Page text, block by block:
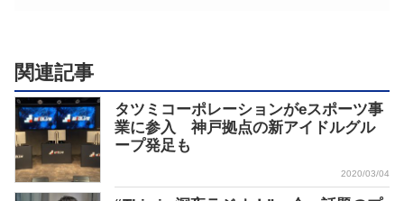
関連記事
タツミコーポレーションがeスポーツ事
業に参入 神戸拠点の新アイドルグル
ープ発足も
2020/03/04